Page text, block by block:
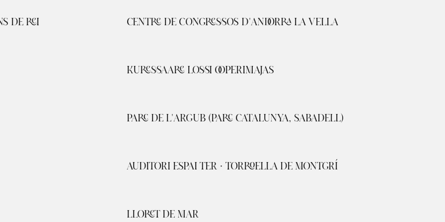
DE REI CENTRE DE CONGRESSOS D'ANDORRA LA VELLA
KURESSAARE LOSSI OOPERIMAJAS
PARC DE L'ARGUB (PARC CATALUNYA, SABADELL)
AUDITORI ESPAI TER · TORROELLA DE MONTGRÍ
LLORET DE MAR